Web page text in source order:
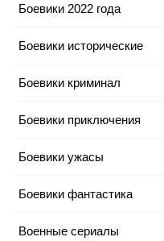
Боевики 2022 года
Боевики исторические
Боевики криминал
Боевики приключения
Боевики ужасы
Боевики фантастика
Военные сериалы